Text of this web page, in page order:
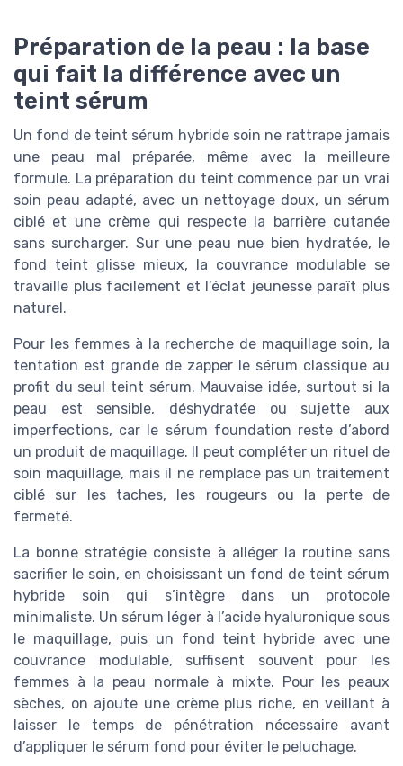
Préparation de la peau : la base
qui fait la différence avec un
teint sérum
Un fond de teint sérum hybride soin ne rattrape jamais
une peau mal préparée, même avec la meilleure
formule. La préparation du teint commence par un vrai
soin peau adapté, avec un nettoyage doux, un sérum
ciblé et une crème qui respecte la barrière cutanée
sans surcharger. Sur une peau nue bien hydratée, le
fond teint glisse mieux, la couvrance modulable se
travaille plus facilement et l’éclat jeunesse paraît plus
naturel.
Pour les femmes à la recherche de maquillage soin, la
tentation est grande de zapper le sérum classique au
profit du seul teint sérum. Mauvaise idée, surtout si la
peau est sensible, déshydratée ou sujette aux
imperfections, car le sérum foundation reste d’abord
un produit de maquillage. Il peut compléter un rituel de
soin maquillage, mais il ne remplace pas un traitement
ciblé sur les taches, les rougeurs ou la perte de
fermeté.
La bonne stratégie consiste à alléger la routine sans
sacrifier le soin, en choisissant un fond de teint sérum
hybride soin qui s’intègre dans un protocole
minimaliste. Un sérum léger à l’acide hyaluronique sous
le maquillage, puis un fond teint hybride avec une
couvrance modulable, suffisent souvent pour les
femmes à la peau normale à mixte. Pour les peaux
sèches, on ajoute une crème plus riche, en veillant à
laisser le temps de pénétration nécessaire avant
d’appliquer le sérum fond pour éviter le peluchage.